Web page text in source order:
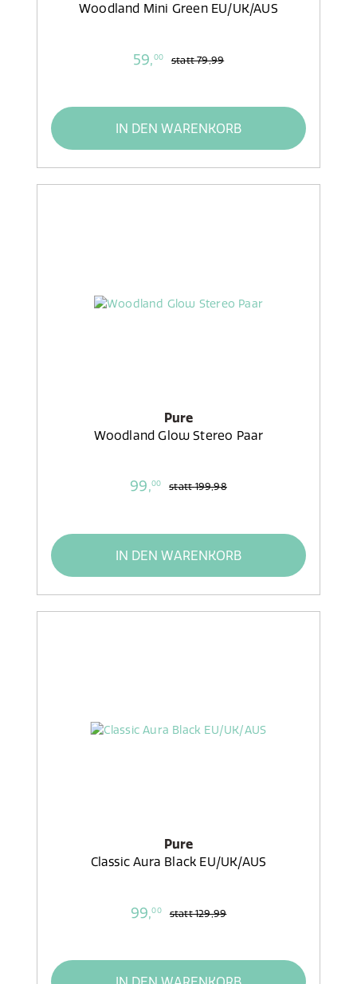
Woodland Mini Green EU/UK/AUS
59,00 statt79,99
IN DEN WARENKORB
Pure
Woodland Glow Stereo Paar
99,00 statt199,98
IN DEN WARENKORB
Pure
Classic Aura Black EU/UK/AUS
99,00 statt129,99